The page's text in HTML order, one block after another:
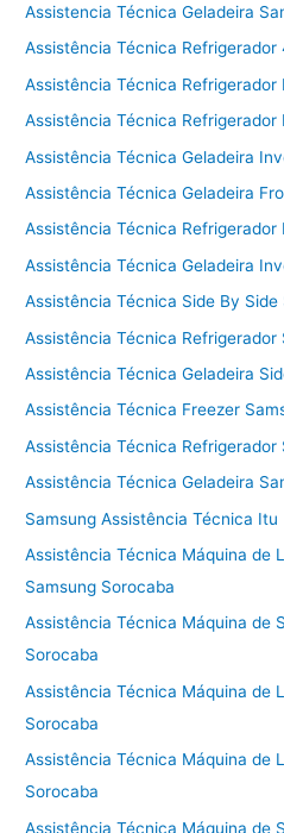
Assistencia Técnica Geladeira
Assistência Técnica
Assistência Técnica Refrigerador
Assistência Técnica Refrigerador
Assistência Técnica Geladeira
Assistência Técnica Geladeira
Assistência Técnica
Assistência Técnica Geladeira
Assistência Técnica Side By Side
Assistência Técnica Refrigerador
Assistência Técnica Geladeira
Assistência Técnica Freezer
Assistência Técnica Refrigerador
Assistência Técnica Geladeira
Samsung Assistência Técnica Itu
Assistência Técnica Máquina de
Samsung Sorocaba
Assistência Técnica Máquina de
Sorocaba
Assistência Técnica Máquina de
Sorocaba
Assistência Técnica Máquina de
Sorocaba
Assistência Técnica Máquina de